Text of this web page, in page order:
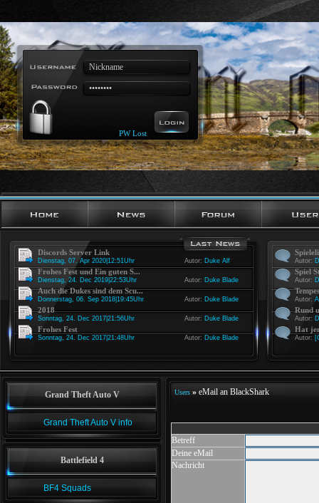
PW Lost
Discords Server Link
Dienstag, 07. Apr 2020|12:51Uhr Autor: Duke Alf
Frohes Fest und Ein guten S...
Dienstag, 24. Dec 2019|22:53Uhr Autor: Duke Blade
Auch die Dukes sind dem Scu...
Donnerstag, 06. Sep 2018|19:45Uhr Autor: Duke Blade
2018
Sonntag, 24. Dec 2017|21:56Uhr Autor: Duke Blade
Frohes Fest
Sonntag, 24. Dec 2017|21:48Uhr Autor: Duke Blade
Autor:
Spiel
Autor:
Autor:
Rund
Autor:
Hat
Autor:
Grand Theft Auto V
Grand Theft Auto V info
Battlefield 4
BF4 Squads
Users » eMail an BlackShark
Betreff
Deine eMail
Nachricht